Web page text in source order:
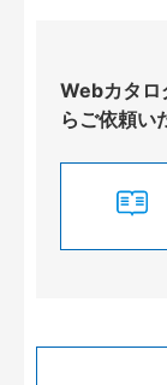
Webカタロ
らご依頼い